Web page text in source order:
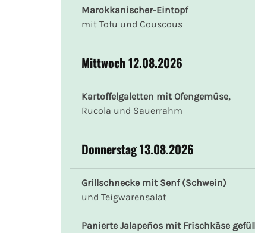
Marokkanischer-Eintopf
mit Tofu und Couscous
Mittwoch 12.08.2026
Kartoffelgaletten mit Ofengemüse,
Rucola und Sauerrahm
Donnerstag 13.08.2026
Grillschnecke mit Senf (Schwein)
und Teigwarensalat
Panierte Jalapeños mit Frischkäse